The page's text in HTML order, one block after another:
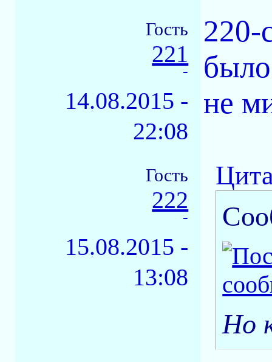
Гость
221
-
14.08.2015 -
22:08
220-
не
Гость
222
-
15.08.2015 -
13:08
Но